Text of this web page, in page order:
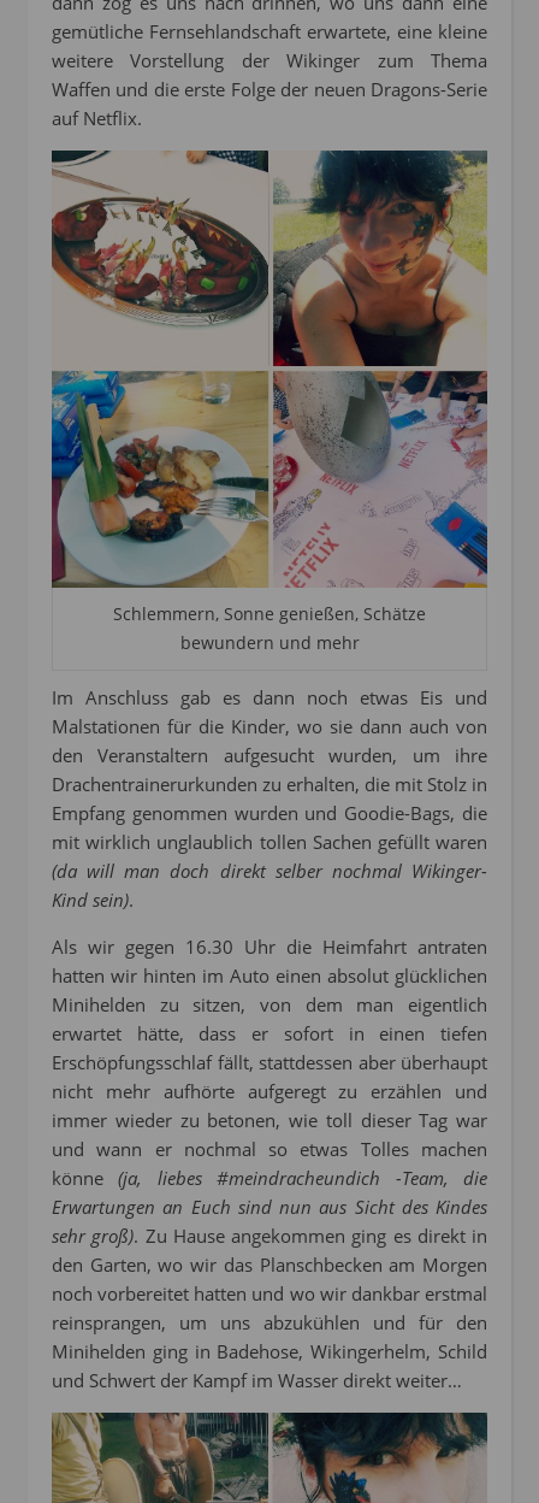
gemütliche Fernsehlandschaft erwartete, eine kleine
weitere Vorstellung der Wikinger zum Thema
Waffen und die erste Folge der neuen Dragons-Serie
auf Netflix.
Schlemmern, Sonne genießen, Schätze
bewundern und mehr
Im Anschluss gab es dann noch etwas Eis und
Malstationen für die Kinder, wo sie dann auch von
den Veranstaltern aufgesucht wurden, um ihre
Drachentrainerurkunden zu erhalten, die mit Stolz in
Empfang genommen wurden und Goodie-Bags, die
mit wirklich unglaublich tollen Sachen gefüllt waren
(da will man doch direkt selber nochmal Wikinger-
Kind sein).
Als wir gegen 16.30 Uhr die Heimfahrt antraten
hatten wir hinten im Auto einen absolut glücklichen
Minihelden zu sitzen, von dem man eigentlich
erwartet hätte, dass er sofort in einen tiefen
Erschöpfungsschlaf fällt, stattdessen aber überhaupt
nicht mehr aufhörte aufgeregt zu erzählen und
immer wieder zu betonen, wie toll dieser Tag war
und wann er nochmal so etwas Tolles machen
könne (ja, liebes #meindracheundich -Team, die
Erwartungen an Euch sind nun aus Sicht des Kindes
sehr groß). Zu Hause angekommen ging es direkt in
den Garten, wo wir das Planschbecken am Morgen
noch vorbereitet hatten und wo wir dankbar erstmal
reinsprangen, um uns abzukühlen und für den
Minihelden ging in Badehose, Wikingerhelm, Schild
und Schwert der Kampf im Wasser direkt weiter…